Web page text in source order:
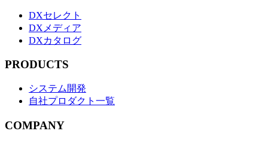
DXセレクト
DXメディア
DXカタログ
PRODUCTS
システム開発
自社プロダクト一覧
COMPANY